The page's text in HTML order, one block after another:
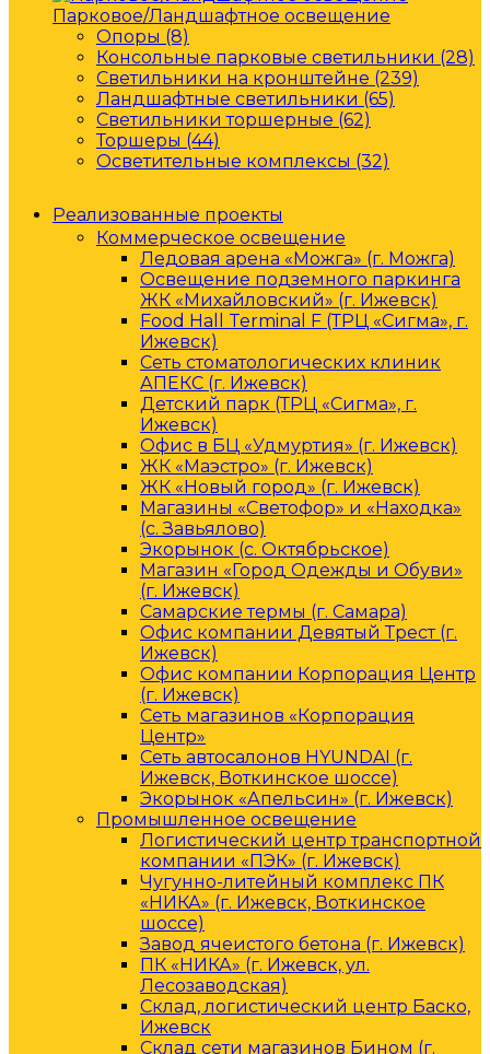
Парковое/Ландшафтное освещение
Опоры (8)
Консольные парковые светильники (28)
Светильники на кронштейне (239)
Ландшафтные светильники (65)
Светильники торшерные (62)
Торшеры (44)
Осветительные комплексы (32)
Реализованные проекты
Коммерческое освещение
Ледовая арена «Можга» (г. Можга)
Освещение подземного паркинга
ЖК «Михайловский» (г. Ижевск)
Food Hall Terminal F (ТРЦ «Сигма», г.
Ижевск)
Сеть стоматологических клиник
АПЕКС (г. Ижевск)
Детский парк (ТРЦ «Сигма», г.
Ижевск)
Офис в БЦ «Удмуртия» (г. Ижевск)
ЖК «Маэстро» (г. Ижевск)
ЖК «Новый город» (г. Ижевск)
Магазины «Светофор» и «Находка»
(с. Завьялово)
Экорынок (с. Октябрьское)
Магазин «Город Одежды и Обуви»
(г. Ижевск)
Самарские термы (г. Самара)
Офис компании Девятый Трест (г.
Ижевск)
Офис компании Корпорация Центр
(г. Ижевск)
Сеть магазинов «Корпорация
Центр»
Сеть автосалонов HYUNDAI (г.
Ижевск, Воткинское шоссе)
Экорынок «Апельсин» (г. Ижевск)
Промышленное освещение
Логистический центр транспортной
компании «ПЭК» (г. Ижевск)
Чугунно-литейный комплекс ПК
«НИКА» (г. Ижевск, Воткинское
шоссе)
Завод ячеистого бетона (г. Ижевск)
ПК «НИКА» (г. Ижевск, ул.
Лесозаводская)
Склад, логистический центр Баско,
Ижевск
Склад сети магазинов Бином (г.